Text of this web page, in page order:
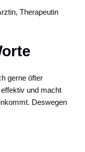
Therapeutin
gerne öfter
und macht
Deswegen